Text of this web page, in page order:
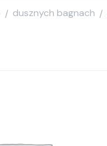
/ dusznych bagnach /